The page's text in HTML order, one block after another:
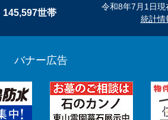
145,597世帯
令和8年7月1日現
統計情
バナー広告